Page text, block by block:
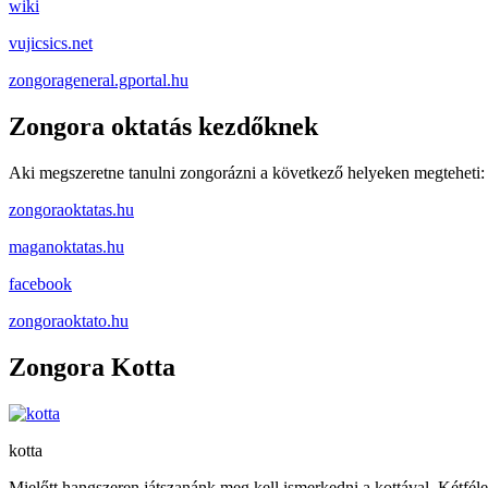
wiki
vujicsics.net
zongorageneral.gportal.hu
Zongora oktatás kezdőknek
Aki megszeretne tanulni zongorázni a következő helyeken megteheti:
zongoraoktatas.hu
maganoktatas.hu
facebook
zongoraoktato.hu
Zongora Kotta
kotta